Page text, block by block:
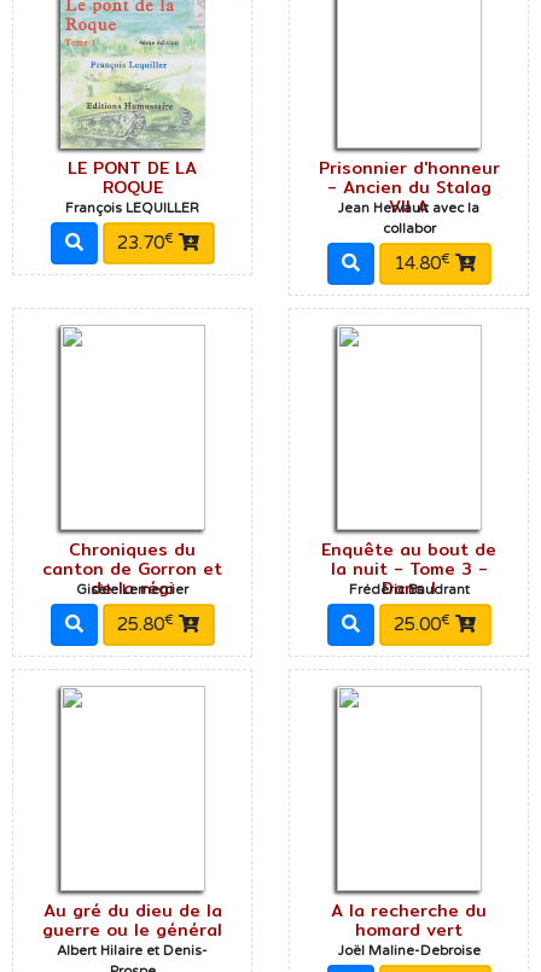
LE PONT DE LA
ROQUE
François LEQUILLER
23.70€
Prisonnier d'honneur
- Ancien du Stalag
VII A
Jean Hervault avec la
collabor
14.80€
Chroniques du
canton de Gorron et
de la régi
Gisèle Lemercier
25.80€
Enquête au bout de
la nuit - Tome 3 -
Dans l
Frédéric Baudrant
25.00€
Au gré du dieu de la
guerre ou le général
Albert Hilaire et Denis-
A la recherche du
homard vert
Joël Maline-Debroise